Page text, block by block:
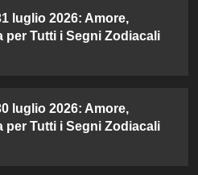
luglio 2026: Amore,
per Tutti i Segni Zodiacali
luglio 2026: Amore,
per Tutti i Segni Zodiacali